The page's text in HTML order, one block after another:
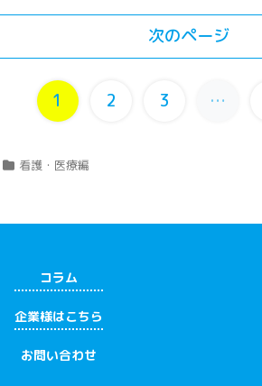
次のページ
1 2 3 …
看護・医療編
コラム
企業様はこちら
お問い合わせ